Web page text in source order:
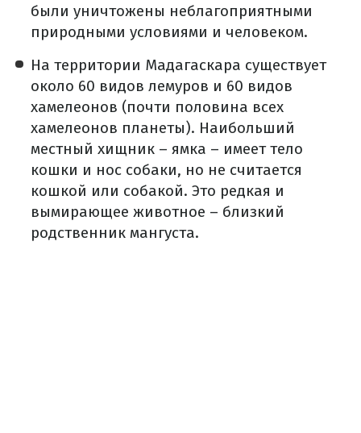
были уничтожены неблагоприятными
природными условиями и человеком.
На территории Мадагаскара существует
около 60 видов лемуров и 60 видов
хамелеонов (почти половина всех
хамелеонов планеты). Наибольший
местный хищник – ямка – имеет тело
кошки и нос собаки, но не считается
кошкой или собакой. Это редкая и
вымирающее животное – близкий
родственник мангуста.